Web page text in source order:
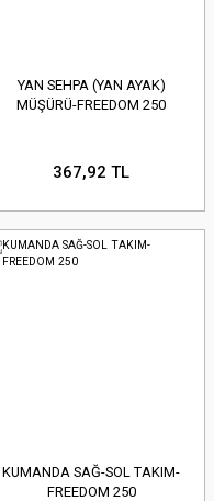
YAN SEHPA (YAN AYAK)
MÜŞÜRÜ-FREEDOM 250
367,92 TL
KUMANDA SAĞ-SOL TAKIM-
FREEDOM 250